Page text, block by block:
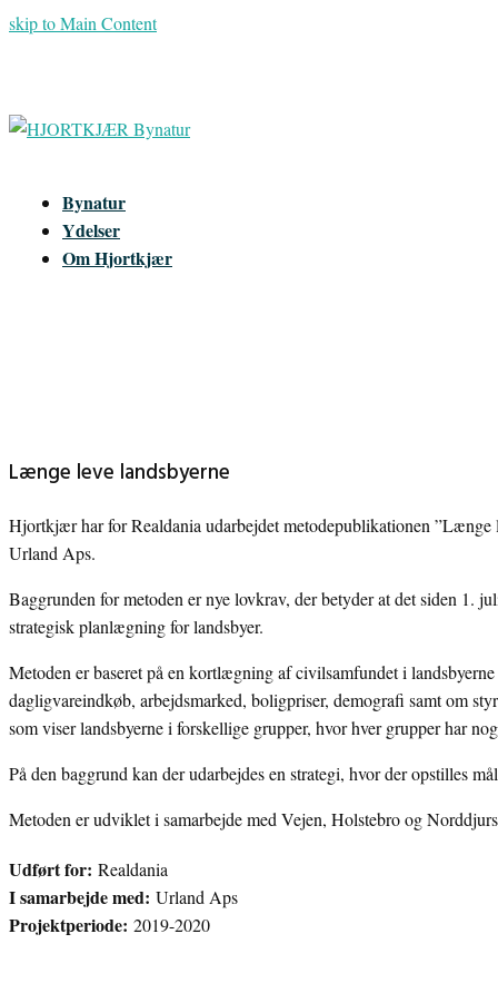
skip to Main Content
Bynatur
Ydelser
Om Hjortkjær
Længe leve landsbyerne
Hjortkjær har for Realdania udarbejdet metodepublikationen ”Længe
Urland Aps.
Baggrunden for metoden er nye lovkrav, der betyder at det siden 1.
strategisk planlægning for landsbyer.
Metoden er baseret på en kortlægning af civilsamfundet i
dagligvareindkøb, arbejdsmarked, boligpriser, demografi samt om
som viser landsbyerne i forskellige grupper, hvor hver grupper har
På den baggrund kan der udarbejdes en strategi, hvor der opstilles
Metoden er udviklet i samarbejde med Vejen, Holstebro og
Udført for: Realdania
I samarbejde med: Urland Aps
Projektperiode: 2019-2020